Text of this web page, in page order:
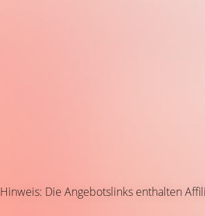
Hinweis: Die Angebotslinks enthalten